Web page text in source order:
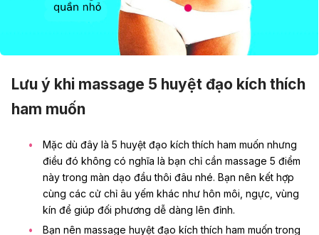
Lưu ý khi massage 5 huyệt đạo kích thích
ham muốn
Mặc dù đây là 5 huyệt đạo kích thích ham muốn nhưng
điều đó không có nghĩa là bạn chỉ cần massage 5 điểm
này trong màn dạo đầu thôi đâu nhé. Bạn nên kết hợp
cùng các cử chỉ âu yếm khác như hôn môi, ngực, vùng
kín để giúp đối phương dễ dàng lên đỉnh.
Bạn nên massage huyệt đạo kích thích ham muốn trong